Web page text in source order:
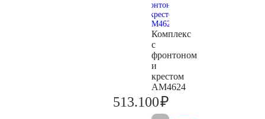
Комплекс
с
фронтоном
и
крестом
AM4624
513.100₽